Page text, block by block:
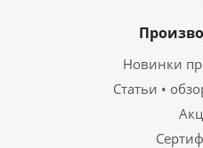
Новинки
Статьи •